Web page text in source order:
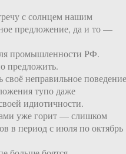
с солнцем нашим
предложение, да и то —
промышленности РФ.
предложить.
неправильное
тупо даже
идиотичности.
уже горит — слишком
в период с июля по октябрь